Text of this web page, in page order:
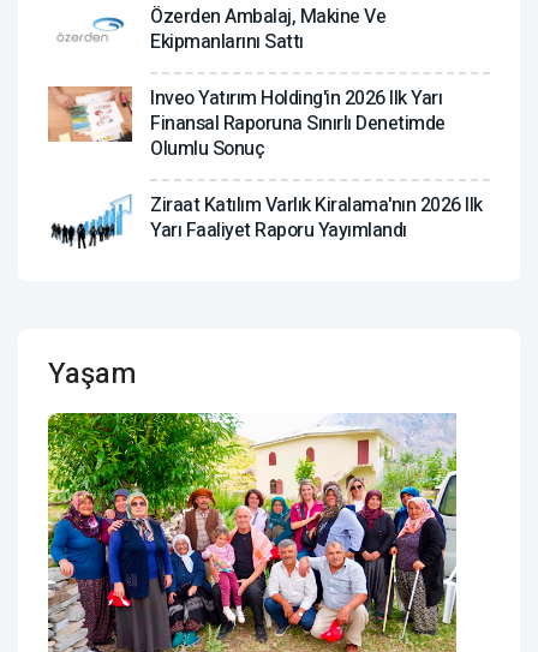
Özerden Ambalaj, Makine Ve
Ekipmanlarını Sattı
Inveo Yatırım Holding'in 2026 Ilk Yarı
Finansal Raporuna Sınırlı Denetimde
Olumlu Sonuç
Ziraat Katılım Varlık Kiralama'nın 2026 Ilk
Yarı Faaliyet Raporu Yayımlandı
Yaşam